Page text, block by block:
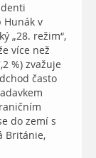
Hunák v
„28. režim“,
více než
%) zvažuje
často
do zemí s
Británie,